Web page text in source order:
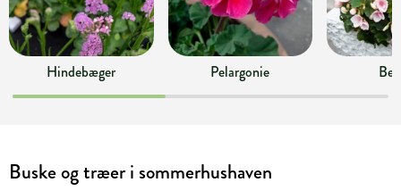
Hindebæger Pelargonie
Buske og træer i sommerhushaven